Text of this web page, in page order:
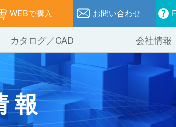
WEBで購入 お問い合わせ
仕分けシステム
保管システム
物流
食品
カタログ／CAD
会社情報
会社概要
事業紹介
報